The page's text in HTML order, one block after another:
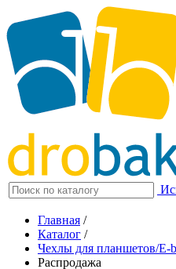
Главная /
Каталог /
Чехлы для планшетов/E-
Распродажа